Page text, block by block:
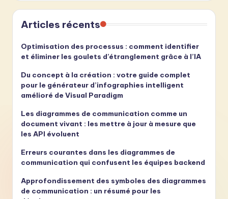
Articles récents
Optimisation des processus : comment identifier
et éliminer les goulets d’étranglement grâce à l’IA
Du concept à la création : votre guide complet
pour le générateur d’infographies intelligent
amélioré de Visual Paradigm
Les diagrammes de communication comme un
document vivant : les mettre à jour à mesure que
les API évoluent
Erreurs courantes dans les diagrammes de
communication qui confusent les équipes backend
Approfondissement des symboles des diagrammes
de communication : un résumé pour les